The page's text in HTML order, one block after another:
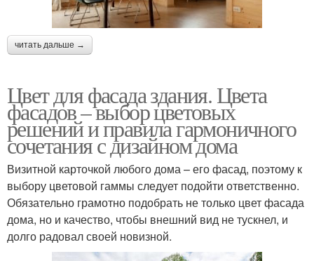
читать дальше →
Цвет для фасада здания. Цвета
фасадов – выбор цветовых
решений и правила гармоничного
сочетания с дизайном дома
Визитной карточкой любого дома – его фасад, поэтому к
выбору цветовой гаммы следует подойти ответственно.
Обязательно грамотно подобрать не только цвет фасада
дома, но и качество, чтобы внешний вид не тускнел, и
долго радовал своей новизной.